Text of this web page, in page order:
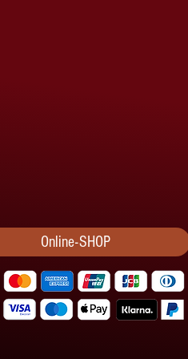
Online-SHOP